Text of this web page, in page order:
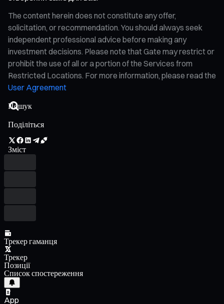
The content herein does not constitute any offer,
solicitation, or recommendation. You should always seek
independent professional advice before making any
investment decisions. Please note that Gate may restrict or
prohibit the use of all or a portion of the Services from
Restricted Locations. For more information, please read the
User Agreement
Поділіться
Зміст
Трекер гаманця
Трекер
Позиції
Список спостереження
App